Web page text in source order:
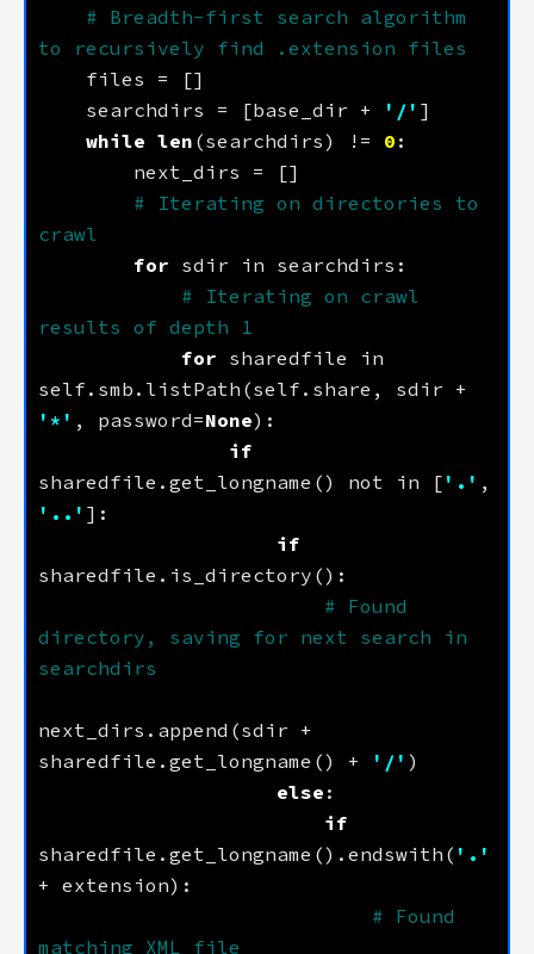
# Breadth-first search algorithm
to recursively find .extension files
    searchdirs = [base_dir +
'/'
while len (searchdirs) != 0
# Iterating on directories to
crawl
for
# Iterating on crawl
results of depth 1
for sharedfile in
'*' , password=None
if
sharedfile.get_longname() not in [ '.'
'..'
if
# Found
directory, saving for next search in
searchdirs
next_dirs.append(sdir +
sharedfile.get_longname() +
'/'
else
if
sharedfile.get_longname().endswith( '.'
# Found
matching XML file